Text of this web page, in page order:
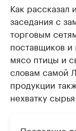
Как рассказал
заседания с
торговым
поставщиков и
мясо птицы и
словам самой
продукции
нехватку сырья.